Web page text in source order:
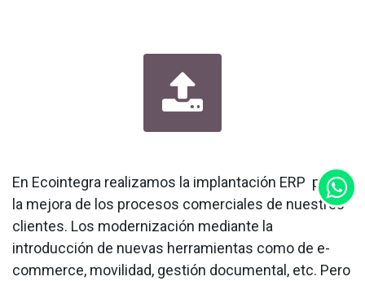
En Ecointegra realizamos la implantación ERP para
la mejora de los procesos comerciales de nuestros
clientes. Los modernización mediante la
introducción de nuevas herramientas como de e-
commerce, movilidad, gestión documental, etc. Pero